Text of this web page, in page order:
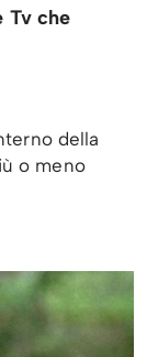
Tv che
della
o meno